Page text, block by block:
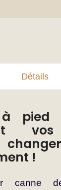
Détails
pied
!
canne